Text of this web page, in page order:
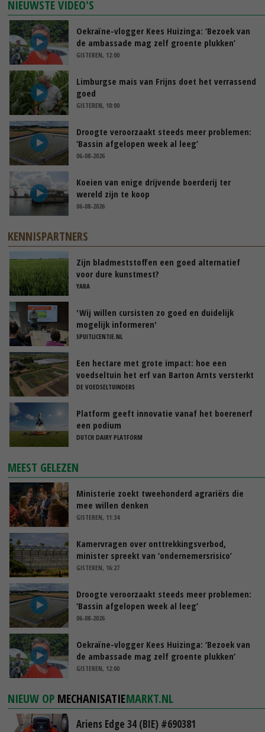
NIEUWSTE VIDEO'S
Oekraïne-vlogger Kees Huizinga: ‘Bezoek van
de ambassade mag zelf groente plukken’
GISTEREN, 12:00
Limburgse mais van Frijns doet het verrassend
goed
GISTEREN, 10:00
Droogte veroorzaakt steeds meer problemen:
‘Bassin afgelopen week al leeg’
06-08-2026
Koeien van enige drijvende boerderij ter
wereld zijn te koop
06-08-2026
KENNISPARTNERS
Zijn bladmeststoffen een goed alternatief
voor dure kunstmest?
YARA
'Wij willen cursisten zo goed en duidelijk
mogelijk informeren'
SPUITLICENTIE.NL
Een hectare met grote impact: hoe een
voedseltuin het erf van Barton Arnts versterkt
DE VOEDSELTUINDERS
Platform geeft innovatie vanaf het boerenerf
een podium
DUTCH DAIRY PLATFORM
MEEST GELEZEN
Ministerie zoekt tweehonderd agrariërs die
mee willen denken
GISTEREN, 11:34
Kamervragen over onttrekkingsverbod,
minister spreekt van ‘ondernemersrisico’
GISTEREN, 16:27
Droogte veroorzaakt steeds meer problemen:
‘Bassin afgelopen week al leeg’
06-08-2026
Oekraïne-vlogger Kees Huizinga: ‘Bezoek van
de ambassade mag zelf groente plukken’
GISTEREN, 12:00
NIEUW OP MECHANISATIEMARKT.NL
Ariens Edge 34 (BIE) #690381